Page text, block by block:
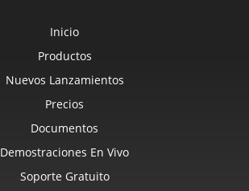
Inicio
Productos
Nuevos Lanzamientos
Precios
Documentos
Demostraciones En Vivo
Soporte Gratuito